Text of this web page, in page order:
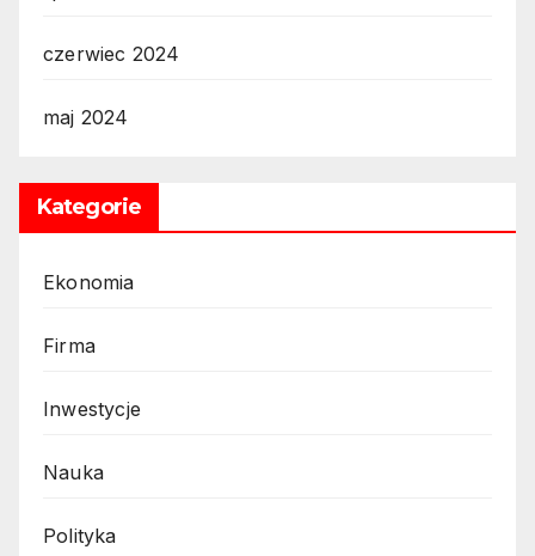
czerwiec 2024
maj 2024
Kategorie
Ekonomia
Firma
Inwestycje
Nauka
Polityka